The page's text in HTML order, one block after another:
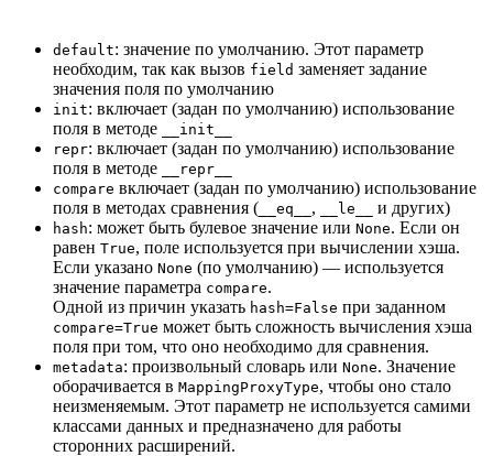
default: значение по умолчанию. Этот параметр
необходим, так как вызов field заменяет задание
значения поля по умолчанию
init: включает (задан по умолчанию) использование
поля в методе
__init__
repr: включает (задан по умолчанию) использование
поля в методе
__repr__
compare включает (задан по умолчанию) использование
поля в методах сравнения ( __eq__ , __le__ и других)
hash: может быть булевое значение или None. Если он
равен True, поле используется при вычислении хэша.
Если указано None (по умолчанию) — используется
значение параметра compare.
Одной из причин указать hash=False при заданном
compare=True может быть сложность вычисления хэша
поля при том, что оно необходимо для сравнения.
metadata: произвольный словарь или None. Значение
оборачивается в MappingProxyType, чтобы оно стало
неизменяемым. Этот параметр не используется самими
классами данных и предназначено для работы
сторонних расширений.